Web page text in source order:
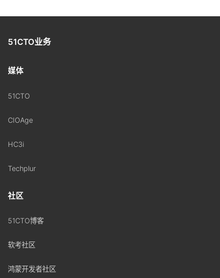
51CTO业务
媒体
51CTO
CIOAge
HC3i
Techplur
社区
51CTO博客
软考社区
鸿蒙开发者社区